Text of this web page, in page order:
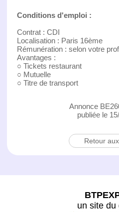
Conditions d'emploi :
Contrat : CDI
Localisation : Paris 16ème
Rémunération : selon votre
Avantages :
○ Tickets restaurant
○ Mutuelle
○ Titre de transport
Annonce
publiée le
Retour
un site du